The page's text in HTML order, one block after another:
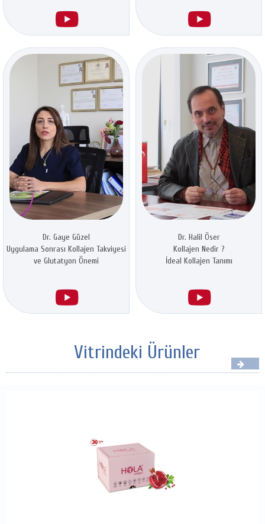
Dr. Gaye Güzel
Uygulama Sonrası Kollajen Takviyesi
ve Glutatyon Önemi
Dr. Halil Öser
Kollajen Nedir ?
İdeal Kollajen Tanımı
Vitrindeki Ürünler